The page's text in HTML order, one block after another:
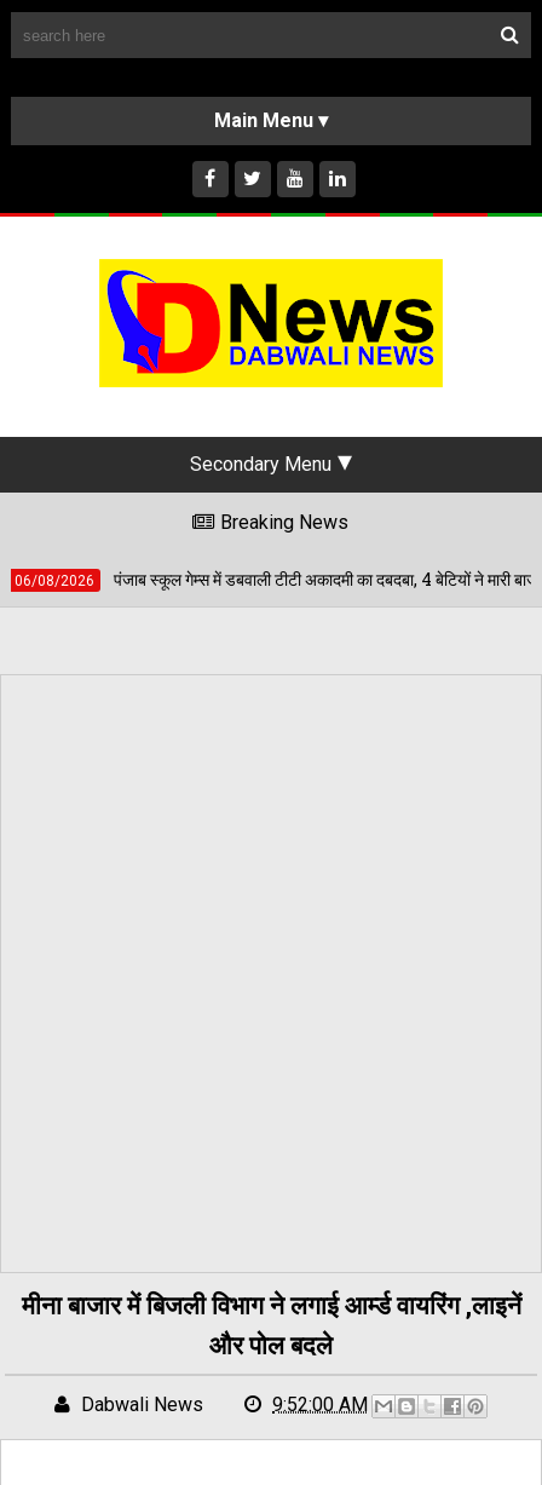
HOME
ABOUT US
INSTAGRAM
Secondary Menu
Breaking News
टीटी अकादमी का दबदबा, 4 बेटियों ने मारी बाजी; अब जिला स्तर पर दिखाएंगी दम
मीना बाजार में बिजली विभाग ने लगाई आर्म्ड वायरिंग ,लाइनें
और पोल बदले
Dabwali News 9:52:00 AM